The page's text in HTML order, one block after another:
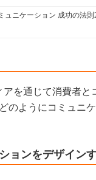
ュニケーション 成功の法
を通じて消費者と
のようにコミュニ
ョンをデザイン